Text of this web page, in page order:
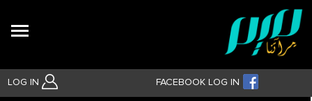
LOG IN FACEBOOK LOG IN